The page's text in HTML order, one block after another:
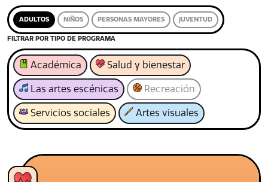
ADULTOS NIÑOS PERSONAS MAYORES JUVENTUD
FILTRAR POR TIPO DE PROGRAMA
Académica Salud y bienestar
Las artes escénicas Recreación
Servicios sociales Artes visuales